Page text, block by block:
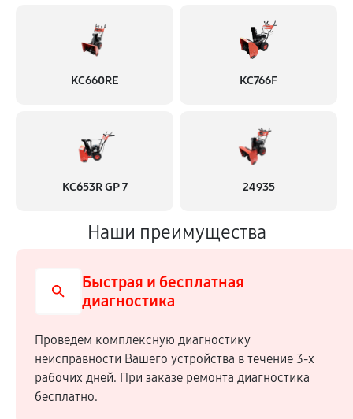
KC660RE KC766F
KC653R GP 7 24935
Наши преимущества
Быстрая и бесплатная
диагностика
Проведем комплексную диагностику
неисправности Вашего устройства в течение 3-х
рабочих дней. При заказе ремонта диагностика
бесплатно.